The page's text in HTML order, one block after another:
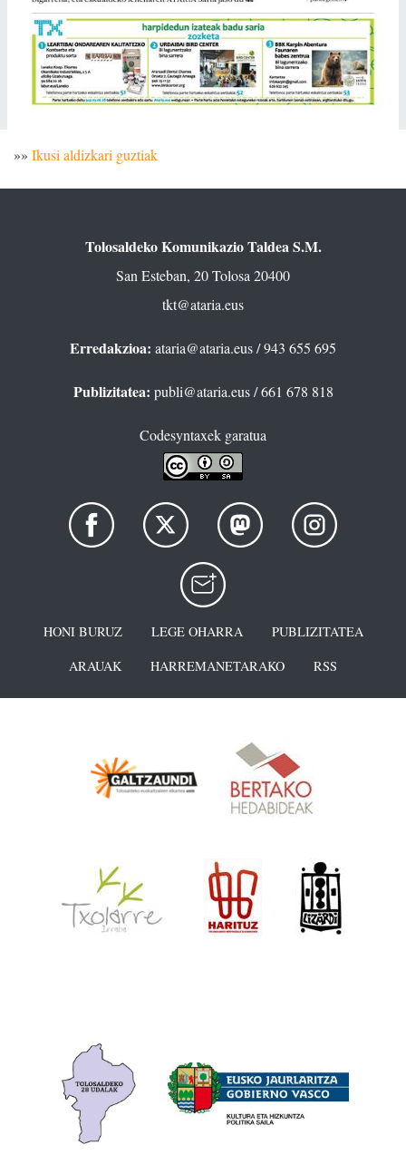
»» Ikusi aldizkari guztiak
Tolosaldeko Komunikazio Taldea S.M.
San Esteban, 20 Tolosa 20400
tkt@ataria.eus
Erredakzioa: ataria@ataria.eus/ 943 655 695
Publizitatea: publi@ataria.eus/ 661 678 818
Codesyntaxek garatua
HONI BURUZ LEGE OHARRA
PUBLIZITATEA
ARAUAK
HARREMANETARAKO RSS